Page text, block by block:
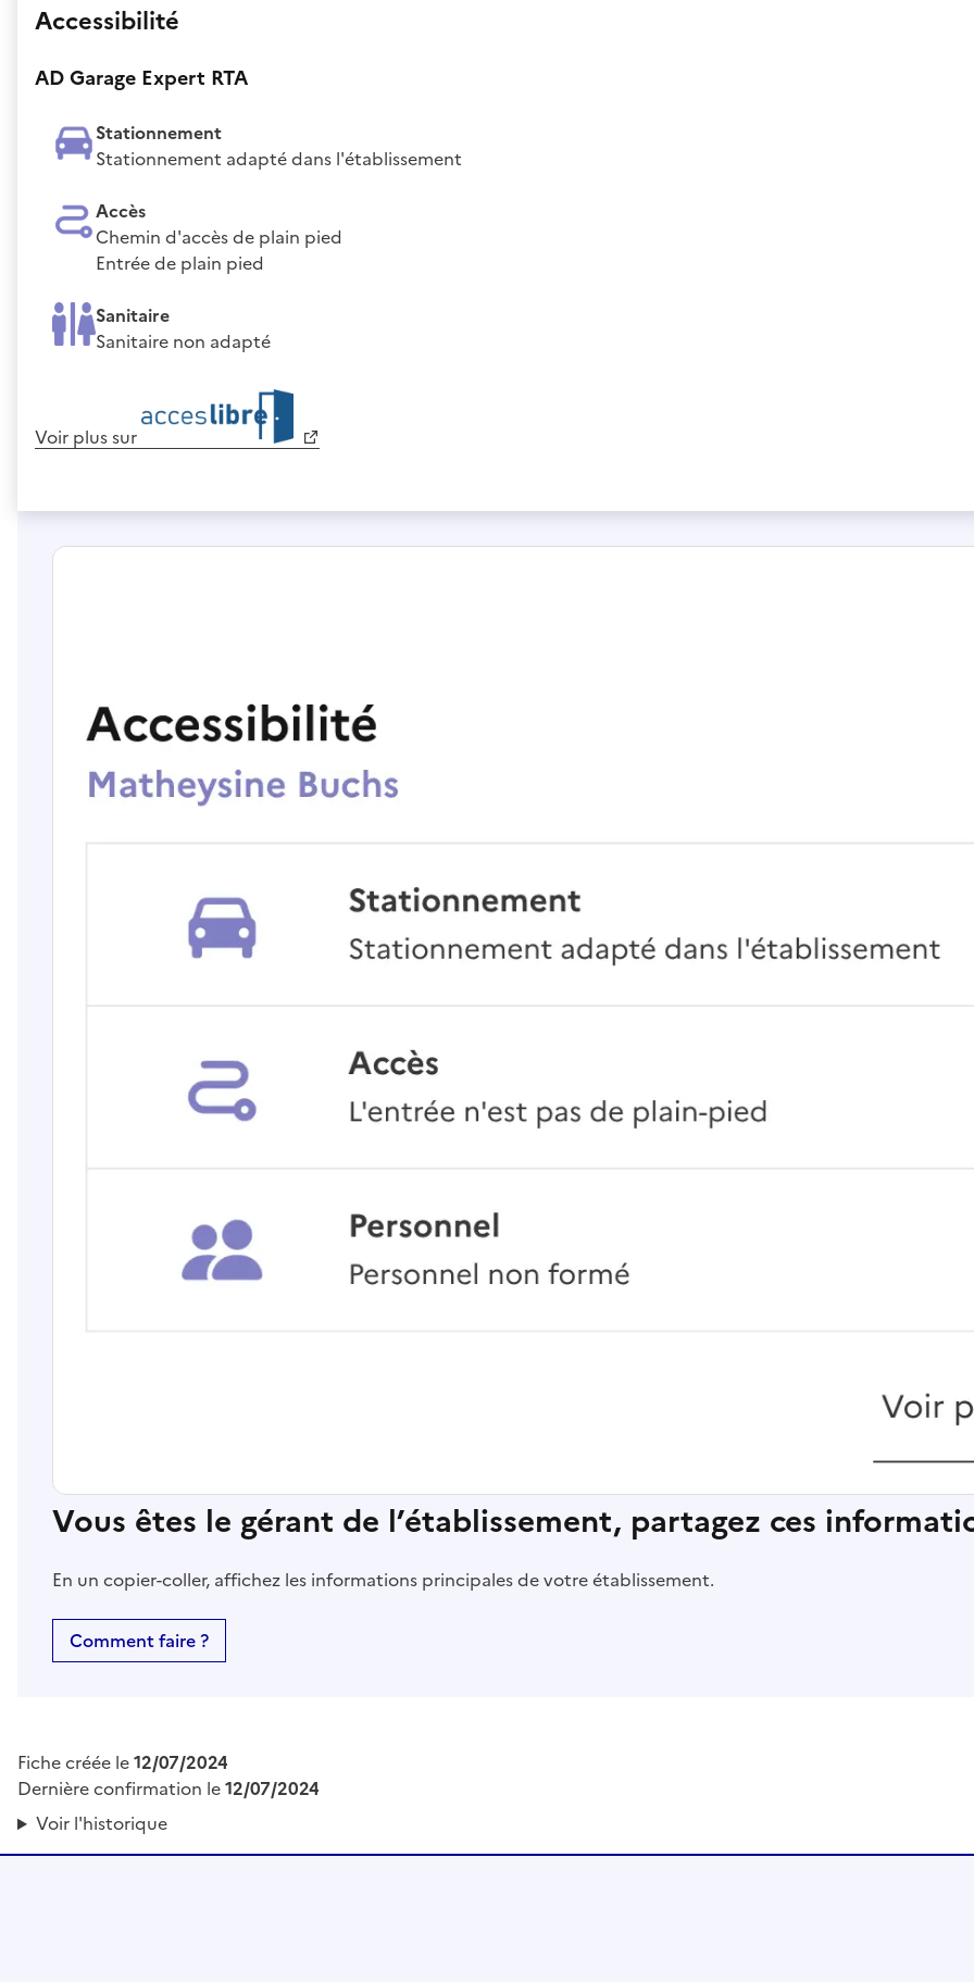
Accessibilité
AD Garage Expert RTA
Stationnement
Stationnement adapté dans l'établissement
Accès
Chemin d'accès de plain pied
Entrée de plain pied
Sanitaire
Sanitaire non adapté
Voir plus sur
Vous êtes le gérant de l’établissement, partagez ces
En un copier-coller, affichez les informations principales de votre établissement.
Comment faire ?
Fiche créée le12/07/2024
Dernière confirmation le12/07/2024
Voir l'historique